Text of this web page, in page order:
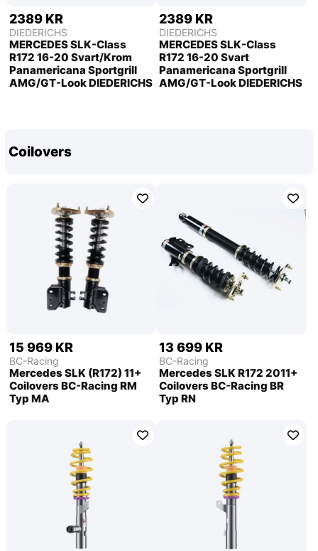
2389 KR
DIEDERICHS
MERCEDES SLK-Class
R172 16-20 Svart/Krom
Panamericana Sportgrill
AMG/GT-Look DIEDERICHS
2389 KR
DIEDERICHS
MERCEDES SLK-Class
R172 16-20 Svart
Panamericana Sportgrill
AMG/GT-Look DIEDERICHS
Coilovers
15 969 KR
BC-Racing
Mercedes SLK (R172) 11+
Coilovers BC-Racing RM
Typ MA
13 699 KR
BC-Racing
Mercedes SLK R172 2011+
Coilovers BC-Racing BR
Typ RN